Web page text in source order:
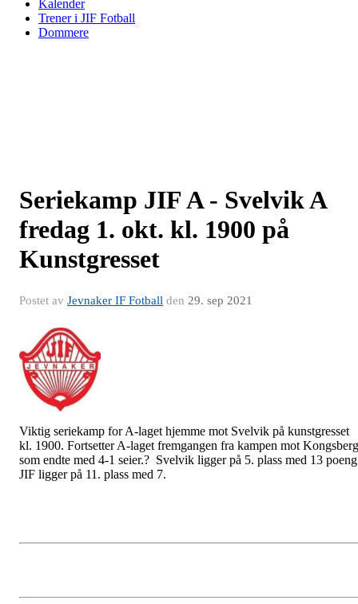
Kalender
Trener i JIF Fotball
Dommere
Seriekamp JIF A - Svelvik A
fredag 1. okt. kl. 1900 på
Kunstgresset
Postet av Jevnaker IF Fotball den 29. sep 2021
Viktig seriekamp for A-laget hjemme mot Svelvik på kunstgresset
kl. 1900. Fortsetter A-laget fremgangen fra kampen mot Kongsberg
som endte med 4-1 seier.? Svelvik ligger på 5. plass med 13
JIF ligger på 11. plass med 7.